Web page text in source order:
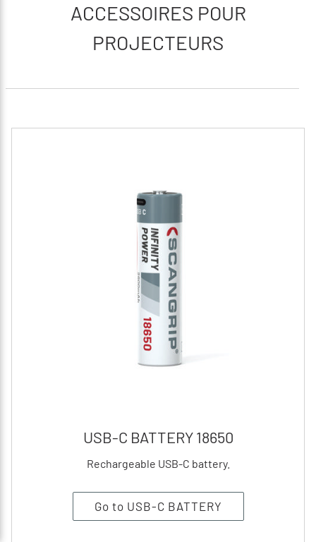
ACCESSOIRES POUR
PROJECTEURS
USB-C BATTERY 18650
Rechargeable USB-C battery.
Go to USB-C BATTERY